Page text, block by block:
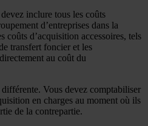
inclure tous les coûts
d’entreprises dans la
coûts d’acquisition accessoires, tels
transfert foncier et les
au coût du
Vous devez comptabiliser
en charges au moment où ils
de la contrepartie.